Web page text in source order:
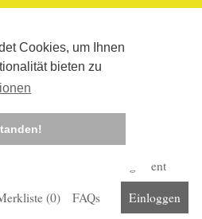
Cookies, um Ihnen
bieten zu
Corona-Management
(0) FAQs Einloggen